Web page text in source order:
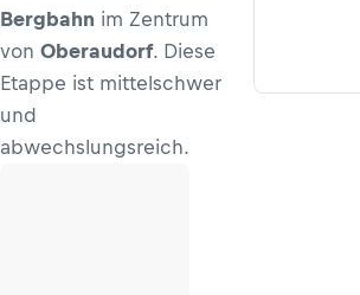
Bergbahn im Zentrum
von Oberaudorf. Diese
Etappe ist mittelschwer
und
abwechslungsreich.